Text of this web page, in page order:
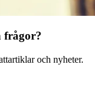
frågor?
och nyheter.